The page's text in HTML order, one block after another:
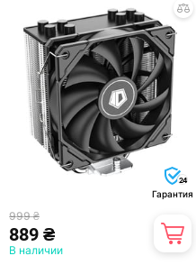
24
Гарантия
999 ₴
889 ₴
В наличии